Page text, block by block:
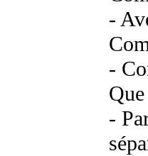
-
-
-